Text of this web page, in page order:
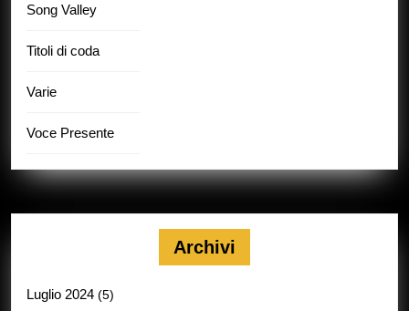
Song Valley
Titoli di coda
Varie
Voce Presente
Archivi
Luglio 2024 (5)